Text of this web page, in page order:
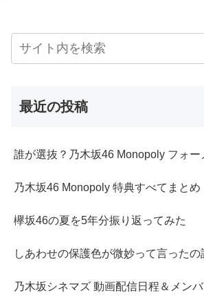
最近の投稿
誰が選抜？乃木坂46 Monopoly フォー
乃木坂46 Monopoly 特典すべてまとめ
欅坂46の夏を5年分振り返ってみた
しあわせの保護色が微妙って言ったの
乃木坂シネマズ 動画配信日程＆メン